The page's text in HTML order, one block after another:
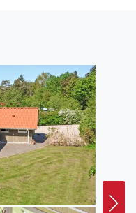
Bådsø grenzen
zum Angeln sind.